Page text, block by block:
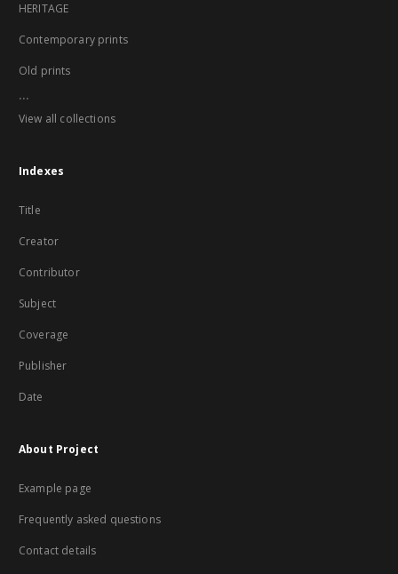
HERITAGE
Contemporary prints
Old prints
...
View all collections
Indexes
Title
Creator
Contributor
Subject
Coverage
Publisher
Date
About Project
Example page
Frequently asked questions
Contact details